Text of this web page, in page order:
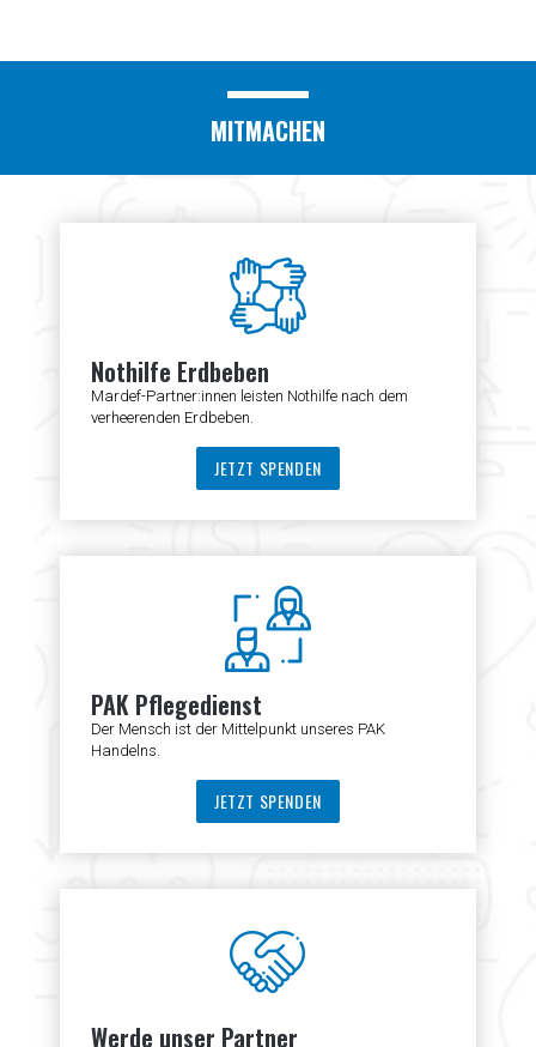
MITMACHEN
Nothilfe Erdbeben
Mardef-Partner:innen leisten Nothilfe nach dem
verheerenden Erdbeben.
JETZT SPENDEN
PAK Pflegedienst
Der Mensch ist der Mittelpunkt unseres PAK
Handelns.
JETZT SPENDEN
Werde unser Partner